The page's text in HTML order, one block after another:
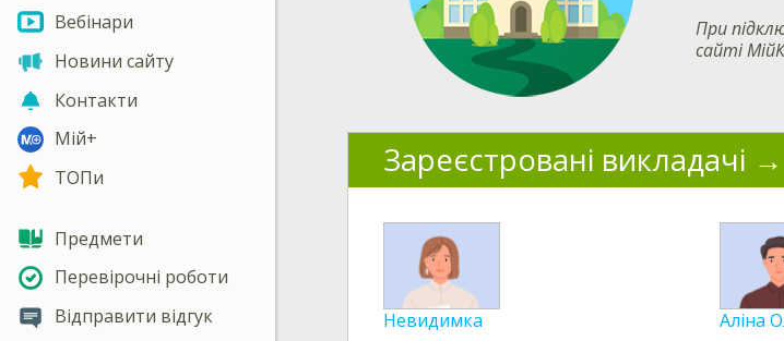
Вебінари
Новини сайту
Контакти
Мій+
ТОПи
Предмети
Перевірочні роботи
Відправити відгук
При
сайті
Зареєстровані викладачі
Невидимка Аліна